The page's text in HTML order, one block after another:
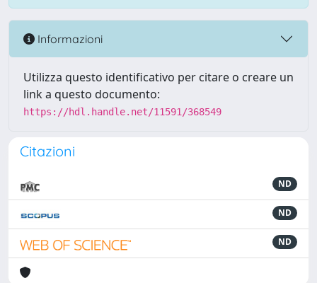
Informazioni
Utilizza questo identificativo per citare o creare un
link a questo documento:
https://hdl.handle.net/11591/368549
Citazioni
ND
ND
ND